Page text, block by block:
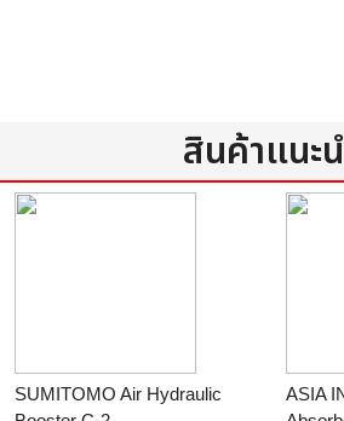
สินค้าแนะ
SUMITOMO Air Hydraulic
ASIA